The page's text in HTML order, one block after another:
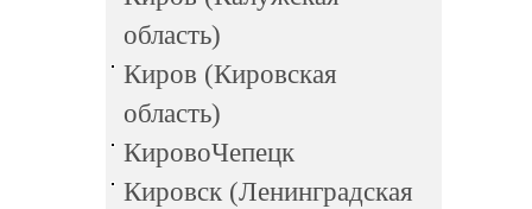
область)
Киров (Кировская
область)
КировоЧепецк
Кировск (Ленинградская